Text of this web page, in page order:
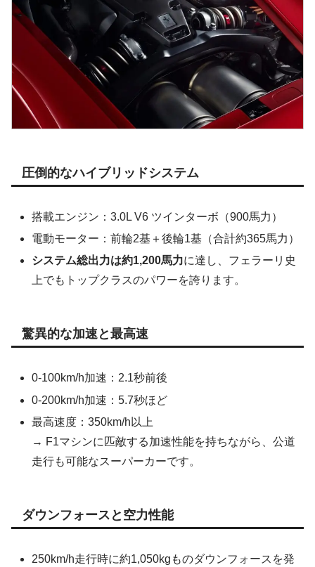
圧倒的なハイブリッドシステム
搭載エンジン：3.0L V6 ツインターボ（900馬力）
電動モーター：前輪2基＋後輪1基（合計約365馬力）
システム総出力は約1,200馬力に達し、フェラーリ史
上でもトップクラスのパワーを誇ります。
驚異的な加速と最高速
0-100km/h加速：2.1秒前後
0-200km/h加速：5.7秒ほど
最高速度：350km/h以上
→ F1マシンに匹敵する加速性能を持ちながら、公道
走行も可能なスーパーカーです。
ダウンフォースと空力性能
250km/h走行時に約1,050kgものダウンフォースを発